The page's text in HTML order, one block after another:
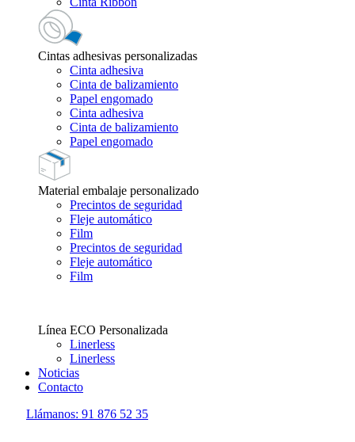
Cintas adhesivas personalizadas
Cinta adhesiva
Cinta de balizamiento
Papel engomado
Cinta adhesiva
Cinta de balizamiento
Papel engomado
Material embalaje personalizado
Precintos de seguridad
Fleje automático
Film
Precintos de seguridad
Fleje automático
Film
Línea ECO Personalizada
Linerless
Linerless
Noticias
Contacto
Llámanos: 91 876 52 35